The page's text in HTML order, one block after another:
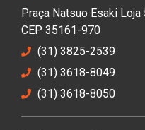
Praça Natsuo Esaki
CEP 35161-970
(31) 3825-2539
(31) 3618-8049
(31) 3618-8050